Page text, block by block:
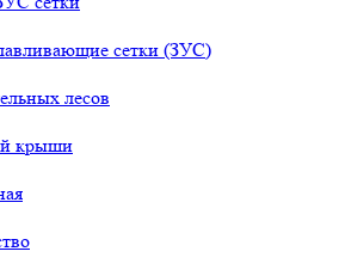
сетки (ЗУС)
лесов
крыши